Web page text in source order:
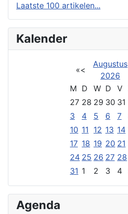
Laatste 100 artikelen...
Kalender
«<
Augustus
2026
M D W D V
27 28 29 30 31
3
4 5 6 7
10 11 12 13 14
17 18 19 20 21
24 25 26 27 28
31 1 2 3 4
Agenda